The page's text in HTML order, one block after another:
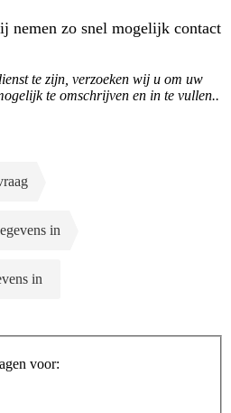
nemen zo snel mogelijk contact
te zijn, verzoeken wij u om uw
te omschrijven en in te vullen..
in
in
voor: